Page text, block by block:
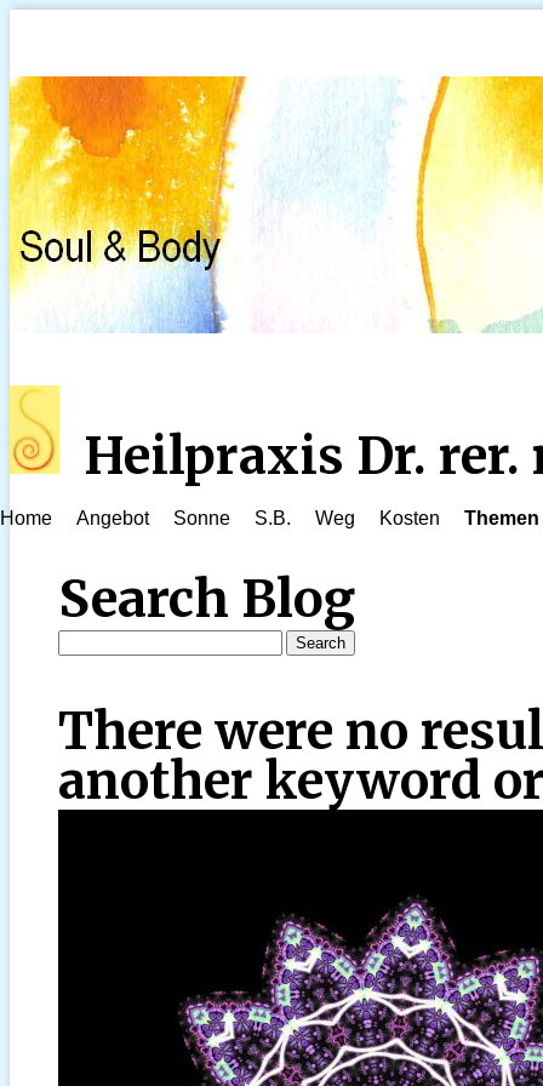
Heilpraxis Dr. rer.
Home Angebot Sonne S.B. Weg Kosten Themen
Search Blog
There were no
another keyword